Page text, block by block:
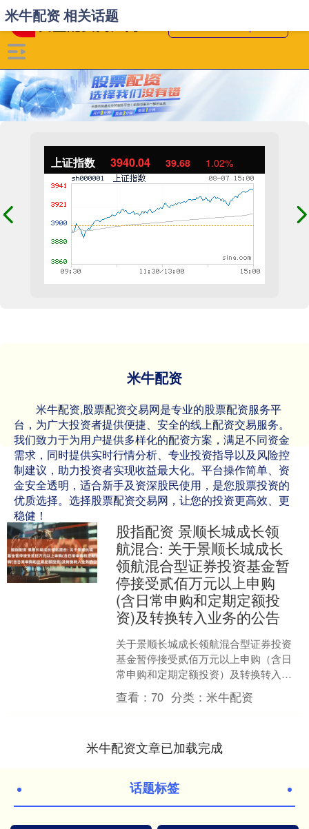
上证指数 3940.04 39.68 1.02%
米牛配资
米牛配资,股票配资交易网是专业的股票配资服务平
台，为广大投资者提供便捷、安全的线上配资交易服务。
我们致力于为用户提供多样化的配资方案，满足不同资金
需求，同时提供实时行情分析、专业投资指导以及风险控
制建议，助力投资者实现收益最大化。平台操作简单、资
金安全透明，适合新手及资深股民使用，是您股票投资的
优质选择。选择股票配资交易网，让您的投资更高效、更
稳健！
米牛配资 相关话题
股指配资 景顺长城成长领
航混合: 关于景顺长城成长
领航混合型证券投资基金暂
停接受贰佰万元以上申购
(含日常申购和定期定额投
资)及转换转入业务的公告
关于景顺长城成长领航混合型证券投资
基金暂停接受贰佰万元以上申购（含日
常申购和定期定额投资）及转换转入业
务的公告公告送出日期：2025年6月23日
基金名称景顺长城....
查看：70 分类：米牛配资
米牛配资文章已加载完成
话题标签